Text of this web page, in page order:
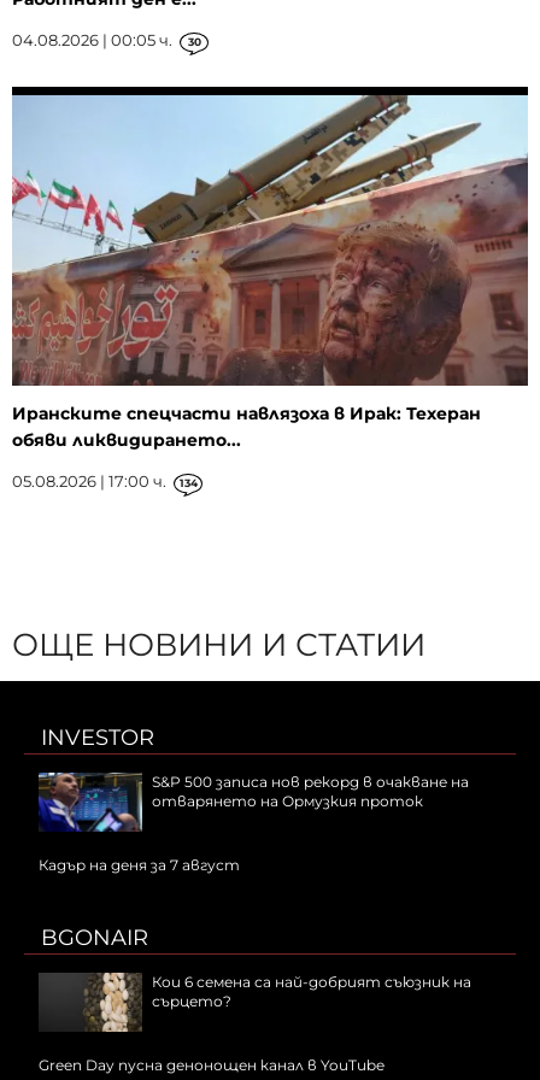
04.08.2026 | 00:05 ч. 30
Иранските спецчасти навлязоха в Ирак: Техеран
обяви ликвидирането...
05.08.2026 | 17:00 ч. 134
ОЩЕ НОВИНИ И СТАТИИ
INVESTOR
S&P 500 записа нов рекорд в очакване на
отварянето на Ормузкия проток
Кадър на деня за 7 август
BGONAIR
Кои 6 семена са най-добрият съюзник на
сърцето?
Green Day пусна денонощен канал в YouTube